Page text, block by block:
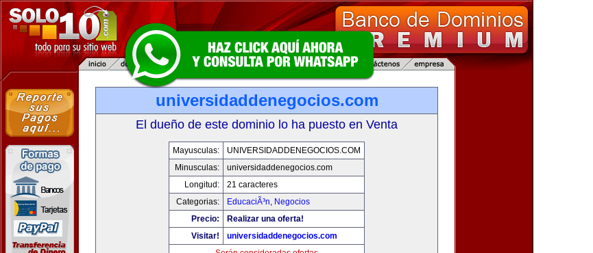
universidaddenegocios.com
El dueño de este dominio lo ha puesto en Venta
Mayusculas:
UNIVERSIDADDENEGOCIOS.COM
Minusculas:
universidaddenegocios.com
Longitud:
21 caracteres
Categorias:
EducaciÃ³n, Negocios
Precio:
Realizar una oferta!
Visitar!
universidaddenegocios.com